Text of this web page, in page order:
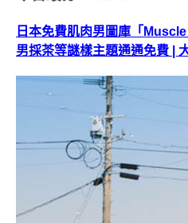
日本免費肌肉男圖庫「
男採茶等謎樣主題通通免費 |